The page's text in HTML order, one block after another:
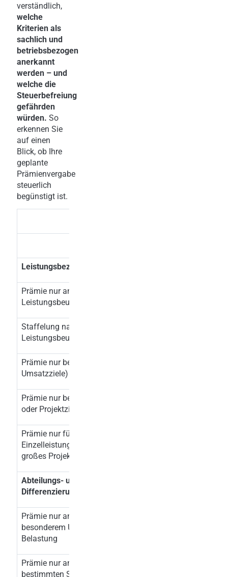
verständlich,
welche
Kriterien als
sachlich und
betriebsbezogen
anerkannt
werden – und
welche die
Steuerbefreiung
gefährden
würden. So
erkennen Sie
auf einen
Blick, ob Ihre
geplante
Prämienvergabe
steuerlich
begünstigt ist.
Leistungsbezogene Differenzierungen
Prämie nur an Mitarbeiter mit Top-
Leistungsbeurteilung
Staffelung nach Arbeitsergebnis oder
Leistungsbeurteilung (zB Umsatzhöhe)
Prämie nur bei Zielerreichung (zB
Umsatzziele)
Prämie nur bei erfolgreichem Team-
oder Projektziel
Prämie nur für außergewöhnliche
Einzelleistungen (zB viele Überstunden,
großes Projekt)
Abteilungs- und funktionsbezogene
Differenzierungen
Prämie nur an Abteilung mit
besonderem Unternehmenserfolg oder
Belastung
Prämie nur an Mitarbeiter an einem
bestimmten Standort (zB aufgrund guter